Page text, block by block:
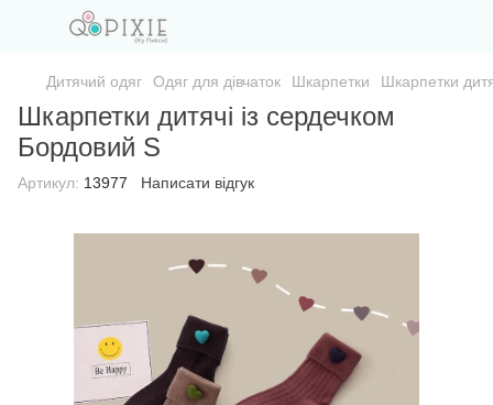
Дитячий одяг Одяг для дівчаток Шкарпетки Шкарпетки
Шкарпетки дитячі із сердечком
Бордовий S
Артикул: 13977 Написати відгук